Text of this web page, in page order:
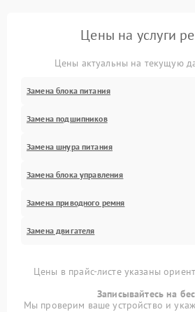
Цены на услуги
Цены актуальны на текущую
Замена блока питания
Замена подшипников
Замена шнура питания
Замена блока управления
Замена приводного ремня
Замена двигателя
Цены в прайс-листе указаны
Записывайтесь на
Мы проверим ваше устройство и